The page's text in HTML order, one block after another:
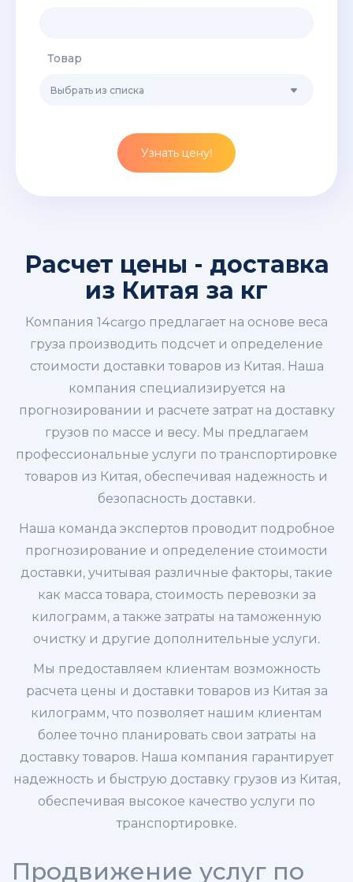
Товар
Выбрать из списка
Узнать цену!
Расчет цены - доставка
из Китая за кг
Компания 14cargo предлагает на основе веса
груза производить подсчет и определение
стоимости доставки товаров из Китая. Наша
компания специализируется на
прогнозировании и расчете затрат на доставку
грузов по массе и весу. Мы предлагаем
профессиональные услуги по транспортировке
товаров из Китая, обеспечивая надежность и
безопасность доставки.
Наша команда экспертов проводит подробное
прогнозирование и определение стоимости
доставки, учитывая различные факторы, такие
как масса товара, стоимость перевозки за
килограмм, а также затраты на таможенную
очистку и другие дополнительные услуги.
Мы предоставляем клиентам возможность
расчета цены и доставки товаров из Китая за
килограмм, что позволяет нашим клиентам
более точно планировать свои затраты на
доставку товаров. Наша компания гарантирует
надежность и быструю доставку грузов из Китая,
обеспечивая высокое качество услуги по
транспортировке.
Продвижение услуг по